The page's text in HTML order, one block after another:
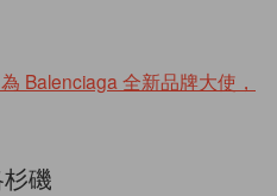
Balenciaga 全新品牌大使，
磯